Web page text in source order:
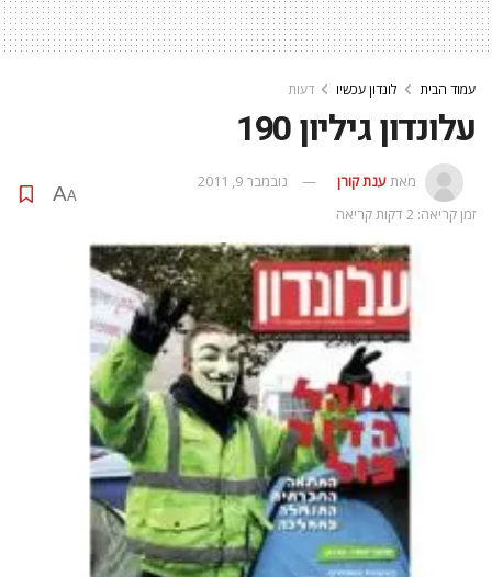
עמוד הבית לונדון עכשיו דעות
עלונדון גיליון 190
מאתענת קורן
נובמבר 9, 2011
זמן קריאה: 2 דקות קריאה
A
A